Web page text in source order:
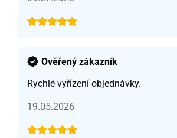
Ověřený zákazník
Rychlé vyřízení objednávky.
19.05.2026